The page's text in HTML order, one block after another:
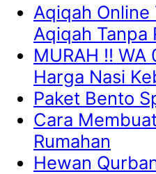
Aqiqah Online
Aqiqah Tanpa
MURAH !! WA
Harga Nasi
Paket Bento
Cara
Rumahan
Hewan